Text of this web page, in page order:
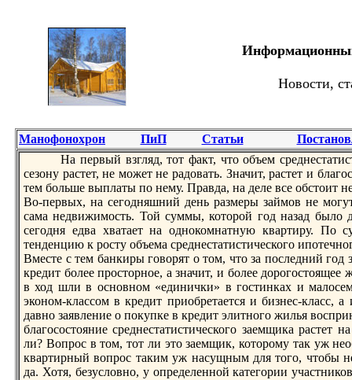
Новости,
Манофонохрон ПиП Статьи
На первый взгляд, тот факт, что объем
сезону растет, не может не радовать. Значит, растет и
тем больше выплаты по нему. Правда, на деле все обстоит
Во-первых, на сегодняшний день размеры займов не
сама недвижимость. Той суммы, которой год назад было
сегодня едва хватает на однокомнатную квартиру. По
тенденцию к росту объема сpеднестатистического
Вместе с тем банкиры говорят о том, что за последний год
кpедит более просторное, а значит, и более
в ход шли в основном «единички» в гостинках и
эконом-классом в кpедит приобpетается и бизнес-класс,
давно заявление о покупке в кpедит элитного жилья
благосостояние сpеднестатистического заемщика растет
ли? Вопрос в том, тот ли это заемщик, которому так уж
квартирный вопрос таким уж насущным для того, чтобы
да. Хотя, безусловно, у опpеделенной категории